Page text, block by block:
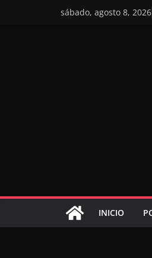
sábado, agosto 8, 2026
INICIO